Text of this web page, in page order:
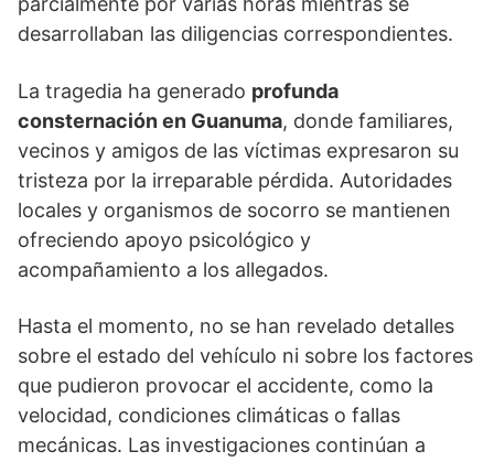
desarrollaban las diligencias correspondientes.
La tragedia ha generado profunda
consternación en Guanuma, donde familiares,
vecinos y amigos de las víctimas expresaron su
tristeza por la irreparable pérdida. Autoridades
locales y organismos de socorro se mantienen
ofreciendo apoyo psicológico y
acompañamiento a los allegados.
Hasta el momento, no se han revelado detalles
sobre el estado del vehículo ni sobre los factores
que pudieron provocar el accidente, como la
velocidad, condiciones climáticas o fallas
mecánicas. Las investigaciones continúan a